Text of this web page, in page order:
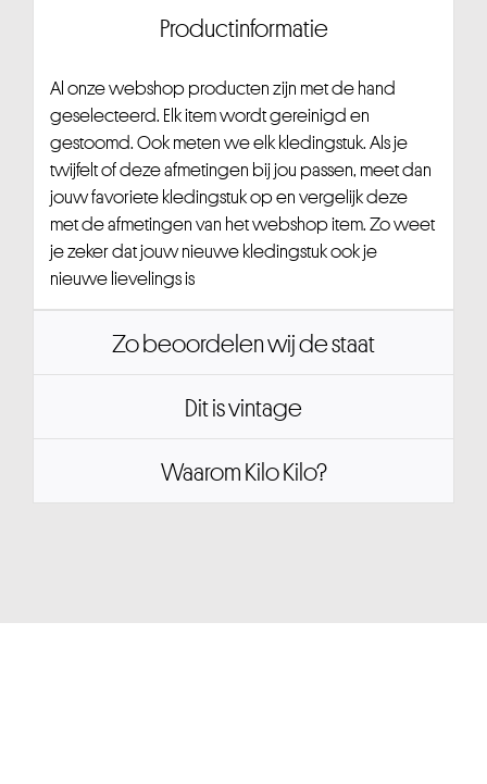
Productinformatie
Al onze webshop producten zijn met de hand
geselecteerd. Elk item wordt gereinigd en
gestoomd. Ook meten we elk kledingstuk. Als je
twijfelt of deze afmetingen bij jou passen, meet dan
jouw favoriete kledingstuk op en vergelijk deze
met de afmetingen van het webshop item. Zo weet
je zeker dat jouw nieuwe kledingstuk ook je
nieuwe lievelings is
Zo beoordelen wij de staat
Dit is vintage
Waarom Kilo Kilo?